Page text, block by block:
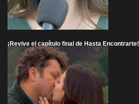
¡Revive el capítulo final de Hasta Encontrarte!